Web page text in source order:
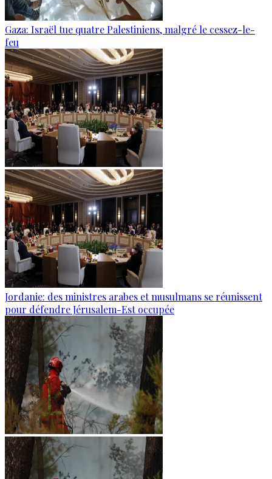
Gaza: Israël tue quatre Palestiniens, malgré le cessez-le-
feu
Jordanie: des ministres arabes et musulmans se réunissent
pour défendre Jérusalem-Est occupée